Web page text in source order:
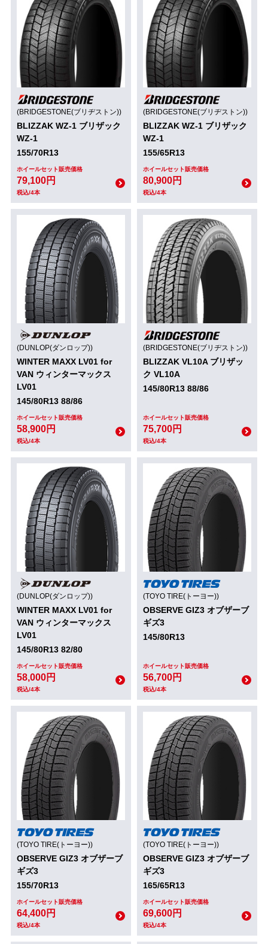
(BRIDGESTONE(ブリヂストン))
BLIZZAK WZ-1 ブリザック
WZ-1
155/70R13
ホイールセット販売価格
79,100円
税込/4本
(BRIDGESTONE(ブリヂストン))
BLIZZAK WZ-1 ブリザック
WZ-1
155/65R13
ホイールセット販売価格
80,900円
税込/4本
(DUNLOP(ダンロップ))
WINTER MAXX LV01 for
VAN ウィンターマックス
LV01
145/80R13 88/86
ホイールセット販売価格
58,900円
税込/4本
(BRIDGESTONE(ブリヂストン))
BLIZZAK VL10A ブリザッ
ク VL10A
145/80R13 88/86
ホイールセット販売価格
75,700円
税込/4本
(DUNLOP(ダンロップ))
WINTER MAXX LV01 for
VAN ウィンターマックス
LV01
145/80R13 82/80
ホイールセット販売価格
58,000円
税込/4本
(TOYO TIRE(トーヨー))
OBSERVE GIZ3 オブザーブ
ギズ3
145/80R13
ホイールセット販売価格
56,700円
税込/4本
(TOYO TIRE(トーヨー))
OBSERVE GIZ3 オブザーブ
ギズ3
155/70R13
ホイールセット販売価格
64,400円
税込/4本
(TOYO TIRE(トーヨー))
OBSERVE GIZ3 オブザーブ
ギズ3
165/65R13
ホイールセット販売価格
69,600円
税込/4本